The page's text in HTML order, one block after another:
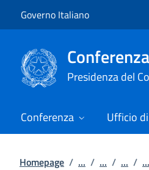
Governo Italiano
Presidenza del
Conferenza Ufficio
Homepage / ... / ... / ... / ...